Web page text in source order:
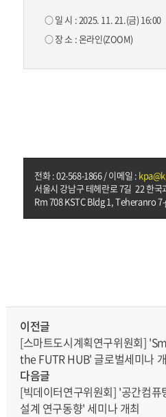
○ 일 시 : 2025. 11. 21.(금) 16:00
○ 장 소 : 온라인(ZOOM)
전화 :02-568-1866/ 이메일 :
서울시 강남구 테헤란로 7길 22 한국
Rm 708 KSTC Bldg 1, Teheranro
이전글
[스마트도시계획연구위원회]
the FUTR HUB' 글로벌세미나
다음글
[빅데이터연구위원회] '공간컴퓨
설계 연구동향' 세미나 개최